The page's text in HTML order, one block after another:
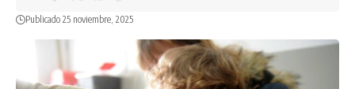
Publicado 25 noviembre, 2025